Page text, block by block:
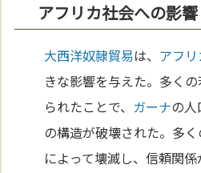
アフリカ社会への影響
大西洋奴隷貿易は、 アフ
きな影響を与えた。多く
られたことで、 ガーナの
の構造が破壊された。多
によって壊滅し、信頼関